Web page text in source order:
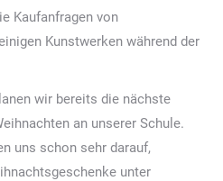
Kaufanfragen von
Kunstwerken während der
wir bereits die nächste
an unserer Schule.
uns schon sehr darauf,
unter